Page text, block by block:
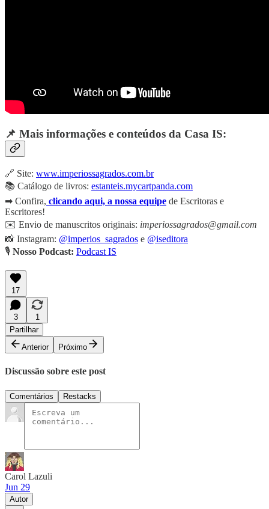
📌 Mais informações e conteúdos da Casa IS:
🔗 Site: www.imperiossagrados.com.br
📚 Catálogo de livros: estanteis.mycartpanda.com
➡ Confira, clicando aqui, a nossa equipe de Escritoras e
Escritores!
✉️ Envio de manuscritos originais: imperiossagrados@gmail.com
📸 Instagram: @imperios_sagrados e @iseditora
🎙️ Nosso Podcast: Podcast IS
17
3
1
Partilhar
Anterior
Próximo
Discussão sobre este post
Comentários Restacks
Carol Lazuli
Jun 29
Autor